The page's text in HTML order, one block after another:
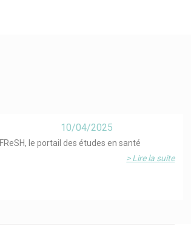
10/04/2025
FReSH, le portail des études en santé
> Lire la suite